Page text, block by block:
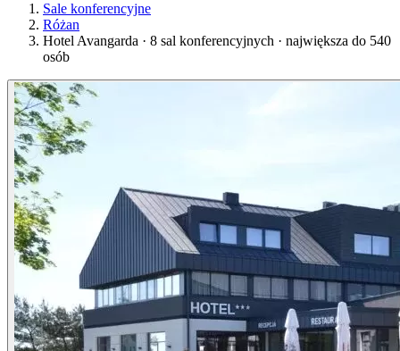
Sale konferencyjne
Różan
Hotel Avangarda · 8 sal konferencyjnych · największa do 540
osób